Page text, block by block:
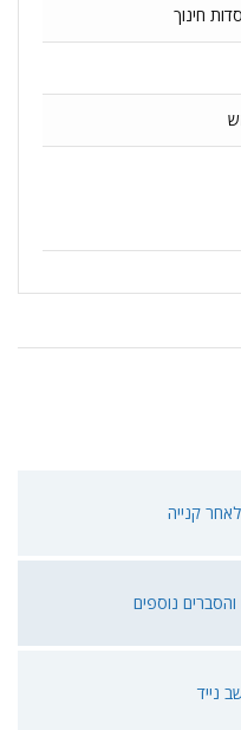
חינוך
קנייה
והסברים נוספים
נייד